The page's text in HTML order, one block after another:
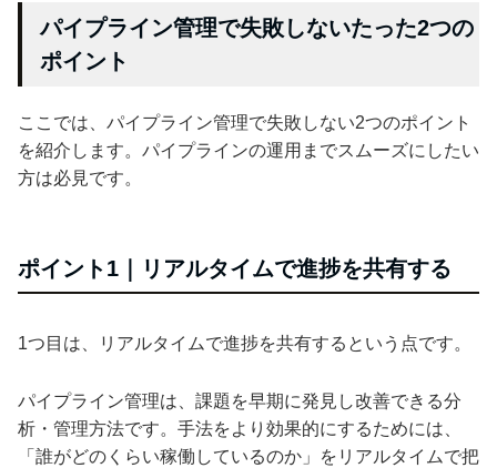
パイプライン管理で失敗しないたった2つの
ポイント
ここでは、パイプライン管理で失敗しない2つのポイント
を紹介します。パイプラインの運用までスムーズにしたい
方は必見です。
ポイント1｜リアルタイムで進捗を共有する
1つ目は、リアルタイムで進捗を共有するという点です。
パイプライン管理は、課題を早期に発見し改善できる分
析・管理方法です。手法をより効果的にするためには、
「誰がどのくらい稼働しているのか」をリアルタイムで把